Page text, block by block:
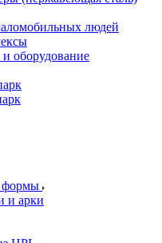
людей
оборудование
формы
и арки